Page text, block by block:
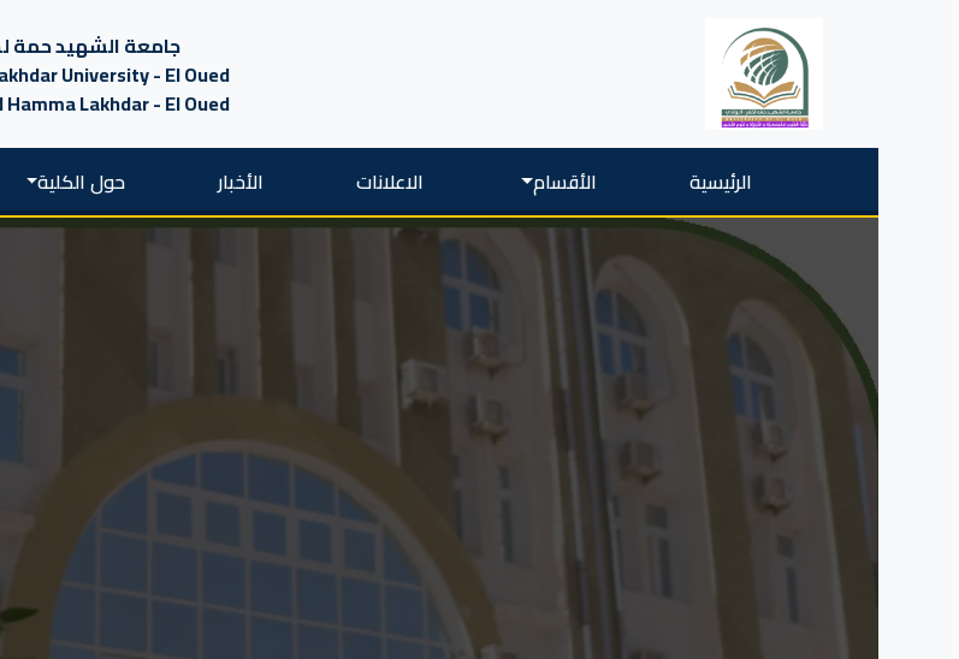
جامعة الشهيد حمة
University - El Oued
Lakhdar - El Oued
الرئيسية الأقسام الاعلانات الأخبار حول الكلية